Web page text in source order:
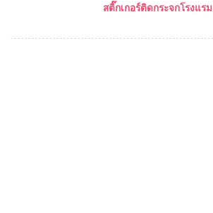
สติ๊กเกอร์ติดกระจกโรงแรม